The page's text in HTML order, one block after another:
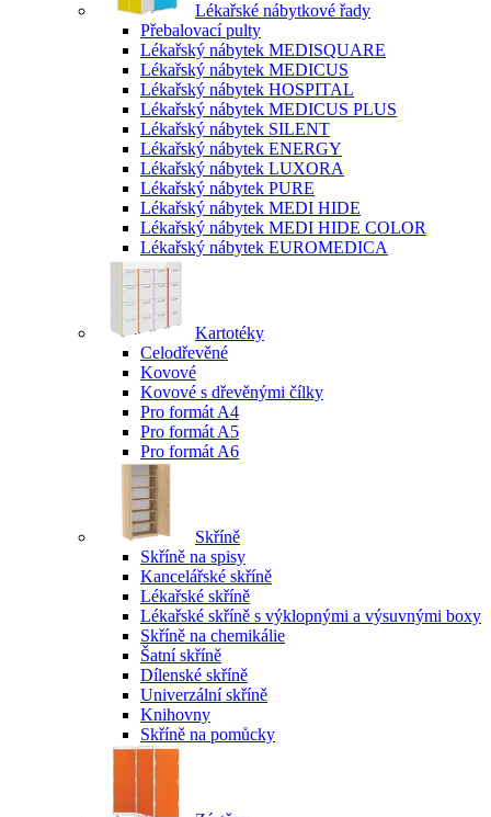
Lékařské nábytkové řady
Přebalovací pulty
Lékařský nábytek MEDISQUARE
Lékařský nábytek MEDICUS
Lékařský nábytek HOSPITAL
Lékařský nábytek MEDICUS PLUS
Lékařský nábytek SILENT
Lékařský nábytek ENERGY
Lékařský nábytek LUXORA
Lékařský nábytek PURE
Lékařský nábytek MEDI HIDE
Lékařský nábytek MEDI HIDE COLOR
Lékařský nábytek EUROMEDICA
Kartotéky
Celodřevěné
Kovové
Kovové s dřevěnými čílky
Pro formát A4
Pro formát A5
Pro formát A6
Skříně
Skříně na spisy
Kancelářské skříně
Lékařské skříně
Lékařské skříně s výklopnými a výsuvnými boxy
Skříně na chemikálie
Šatní skříně
Dílenské skříně
Univerzální skříně
Knihovny
Skříně na pomůcky